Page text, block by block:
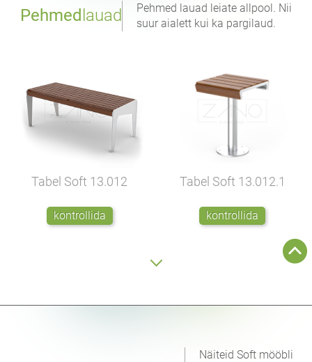
Pehmedlauad
Pehmed lauad leiate allpool. Nii
suur aialett kui ka pargilaud.
Tabel Soft 13.012
kontrollida
Tabel Soft 13.012.1
kontrollida
Näiteid Soft mööbli